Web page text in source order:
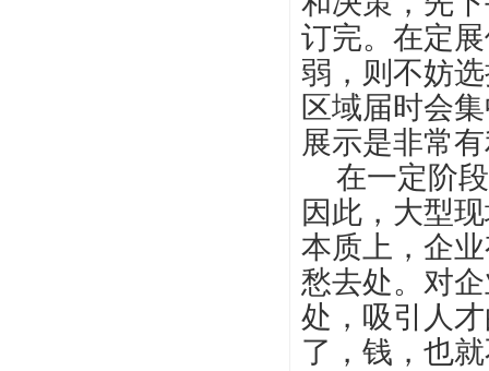
订完。在定
弱，则不妨
区域届时会
展示是非常
在一定阶
因此，大型
本质上，企
愁去处。对
处，吸引人
了，钱，也